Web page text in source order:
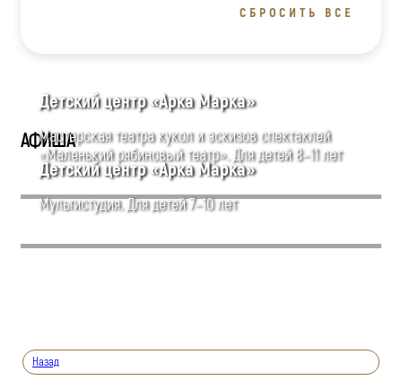
СБРОСИТЬ ВСЕ
АФИША
Детский центр «Арка Марка»
Мастерская театра кукол и эскизов спектаклей
«Маленький рябиновый театр». Для детей 8–11 лет
Детский центр «Арка Марка»
Мультистудия. Для детей 7–10 лет
Назад